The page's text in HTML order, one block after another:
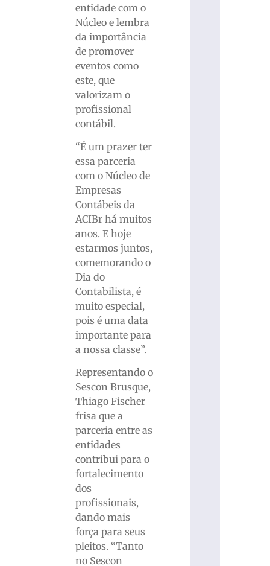
entidade com o
Núcleo e lembra
da importância
de promover
eventos como
este, que
valorizam o
profissional
contábil.
“É um prazer ter
essa parceria
com o Núcleo de
Empresas
Contábeis da
ACIBr há muitos
anos. E hoje
estarmos juntos,
comemorando o
Dia do
Contabilista, é
muito especial,
pois é uma data
importante para
a nossa classe”.
Representando o
Sescon Brusque,
Thiago Fischer
frisa que a
parceria entre as
entidades
contribui para o
fortalecimento
dos
profissionais,
dando mais
força para seus
pleitos. “Tanto
no Sescon